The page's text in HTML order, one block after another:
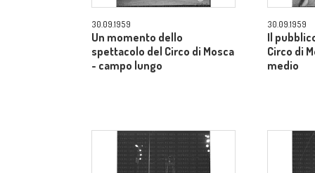
30.09.1959
Un momento dello
spettacolo del Circo di Mosca
- campo lungo
30.09.1959
Il
Circo di
medio